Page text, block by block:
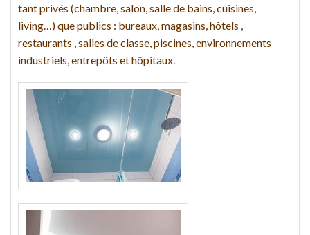
tant privés (chambre, salon, salle de bains, cuisines,
living…) que publics : bureaux, magasins, hôtels ,
restaurants , salles de classe, piscines, environnements
industriels, entrepôts et hôpitaux.